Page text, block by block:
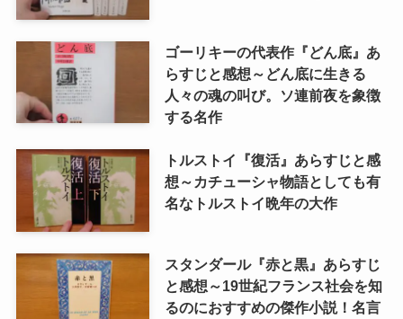
ゴーリキーの代表作『どん底』あ
らすじと感想～どん底に生きる
人々の魂の叫び。ソ連前夜を象徴
する名作
トルストイ『復活』あらすじと感
想～カチューシャ物語としても有
名なトルストイ晩年の大作
スタンダール『赤と黒』あらすじ
と感想～19世紀フランス社会を知
るのにおすすめの傑作小説！名言